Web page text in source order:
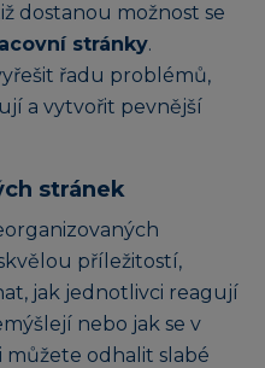
dostanou možnost se
stránky.
řadu problémů,
a vytvořit pevnější
stránek
příležitostí,
jak jednotlivci reagují
nebo jak se v
můžete odhalit slabé